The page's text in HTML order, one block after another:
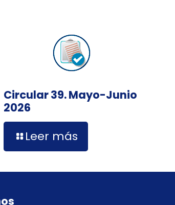
Circular 39. Mayo-Junio
2026
Leer más